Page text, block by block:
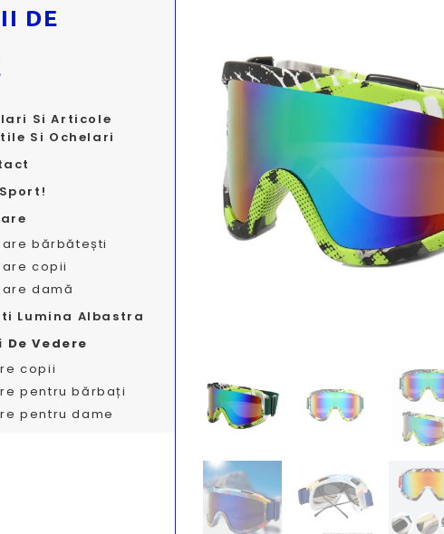
DE
Si Articole
Si Ochelari
bărbătești
copii
damă
Lumina Albastra
De Vedere
copii
pentru bărbați
pentru dame